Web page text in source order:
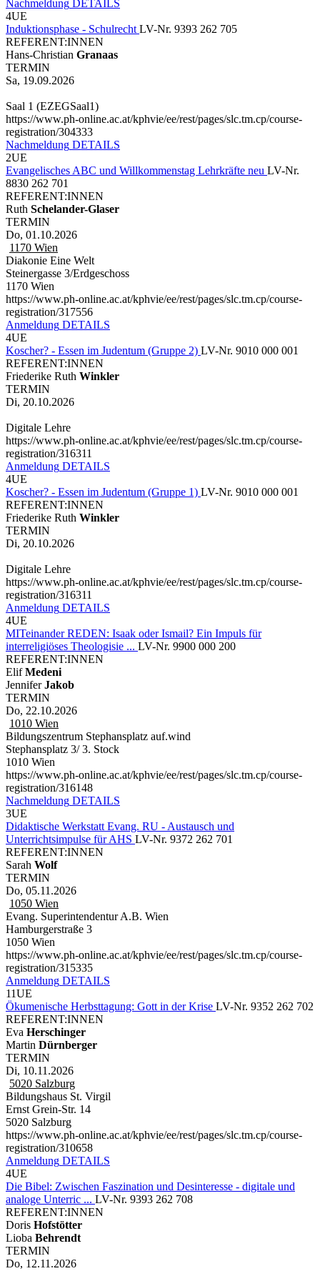
Nachmeldung
DETAILS
4UE
Induktionsphase - Schulrecht LV-Nr. 9393 262 705
REFERENT:INNEN
Hans-Christian Granaas
TERMIN
Sa, 19.09.2026
Saal 1 (EZEGSaal1)
https://www.ph-online.ac.at/kphvie/ee/rest/pages/slc.tm.cp/course-
registration/304333
Nachmeldung DETAILS
2UE
Evangelisches ABC und Willkommenstag Lehrkräfte neu LV-Nr.
8830 262 701
REFERENT:INNEN
Ruth Schelander-Glaser
TERMIN
Do, 01.10.2026
1170 Wien
Diakonie Eine Welt
Steinergasse 3/Erdgeschoss
1170 Wien
https://www.ph-online.ac.at/kphvie/ee/rest/pages/slc.tm.cp/course-
registration/317556
Anmeldung DETAILS
4UE
Koscher? - Essen im Judentum (Gruppe 2) LV-Nr. 9010 000 001
REFERENT:INNEN
Friederike Ruth Winkler
TERMIN
Di, 20.10.2026
Digitale Lehre
https://www.ph-online.ac.at/kphvie/ee/rest/pages/slc.tm.cp/course-
registration/316311
Anmeldung DETAILS
4UE
Koscher? - Essen im Judentum (Gruppe 1) LV-Nr. 9010 000 001
REFERENT:INNEN
Friederike Ruth Winkler
TERMIN
Di, 20.10.2026
Digitale Lehre
https://www.ph-online.ac.at/kphvie/ee/rest/pages/slc.tm.cp/course-
registration/316311
Anmeldung DETAILS
4UE
MITeinander REDEN: Isaak oder Ismail? Ein Impuls für
interreligiöses Theologisie ... LV-Nr. 9900 000 200
REFERENT:INNEN
Elif Medeni
Jennifer Jakob
TERMIN
Do, 22.10.2026
1010 Wien
Bildungszentrum Stephansplatz auf.wind
Stephansplatz 3/ 3. Stock
1010 Wien
https://www.ph-online.ac.at/kphvie/ee/rest/pages/slc.tm.cp/course-
registration/316148
Nachmeldung DETAILS
3UE
Didaktische Werkstatt Evang. RU - Austausch und
Unterrichtsimpulse für AHS LV-Nr. 9372 262 701
REFERENT:INNEN
Sarah Wolf
TERMIN
Do, 05.11.2026
1050 Wien
Evang. Superintendentur A.B. Wien
Hamburgerstraße 3
1050 Wien
https://www.ph-online.ac.at/kphvie/ee/rest/pages/slc.tm.cp/course-
registration/315335
Anmeldung DETAILS
11UE
Ökumenische Herbsttagung: Gott in der Krise LV-Nr. 9352 262 702
REFERENT:INNEN
Eva Herschinger
Martin Dürnberger
TERMIN
Di, 10.11.2026
5020 Salzburg
Bildungshaus St. Virgil
Ernst Grein-Str. 14
5020 Salzburg
https://www.ph-online.ac.at/kphvie/ee/rest/pages/slc.tm.cp/course-
registration/310658
Anmeldung DETAILS
4UE
Die Bibel: Zwischen Faszination und Desinteresse - digitale und
analoge Unterric ... LV-Nr. 9393 262 708
REFERENT:INNEN
Doris Hofstötter
Lioba Behrendt
TERMIN
Do, 12.11.2026